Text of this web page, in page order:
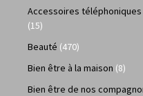
Accessoires téléphoniques
(15)
Beauté (470)
Bien être à la maison (8)
Bien être de nos